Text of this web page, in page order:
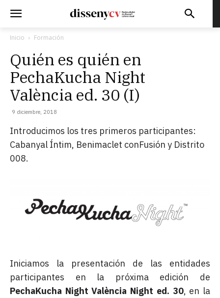
Inicio Formación
Quién es quién en
PechaKucha Night
València ed. 30 (I)
9 diciembre, 2018
Introducimos los tres primeros participantes:
Cabanyal Íntim, Benimaclet conFusión y Distrito
008.
Iniciamos la presentación de las entidades
participantes en la próxima edición de
PechaKucha Night València Night ed. 30, en la